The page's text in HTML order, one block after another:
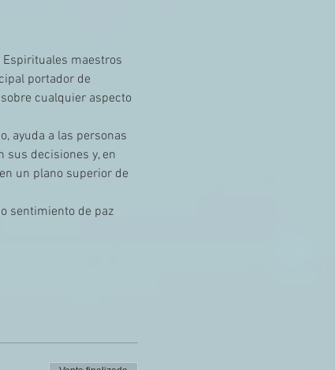
maestros
portador de
cualquier aspecto
ayuda a las personas
sus decisiones y, en
un plano superior de
sentimiento de paz